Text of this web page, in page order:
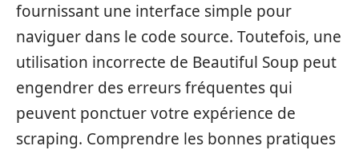
fournissant une interface simple pour
naviguer dans le code source. Toutefois, une
utilisation incorrecte de Beautiful Soup peut
engendrer des erreurs fréquentes qui
peuvent ponctuer votre expérience de
scraping. Comprendre les bonnes pratiques